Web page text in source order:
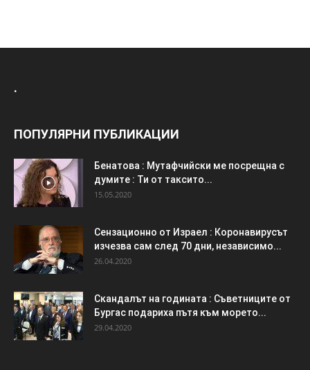
.
ПОПУЛЯРНИ ПУБЛИКАЦИИ
Бенатова : Мутафчийски ме посрещна с
думите : Ти от таксито...
15.05.2020
Сензационно от Израел : Коронавирусът
изчезва сам след 70 дни, независимо...
26.04.2020
Скандалът на годината : Съветниците от
Бургас подариха пътя към морето...
29.04.2020